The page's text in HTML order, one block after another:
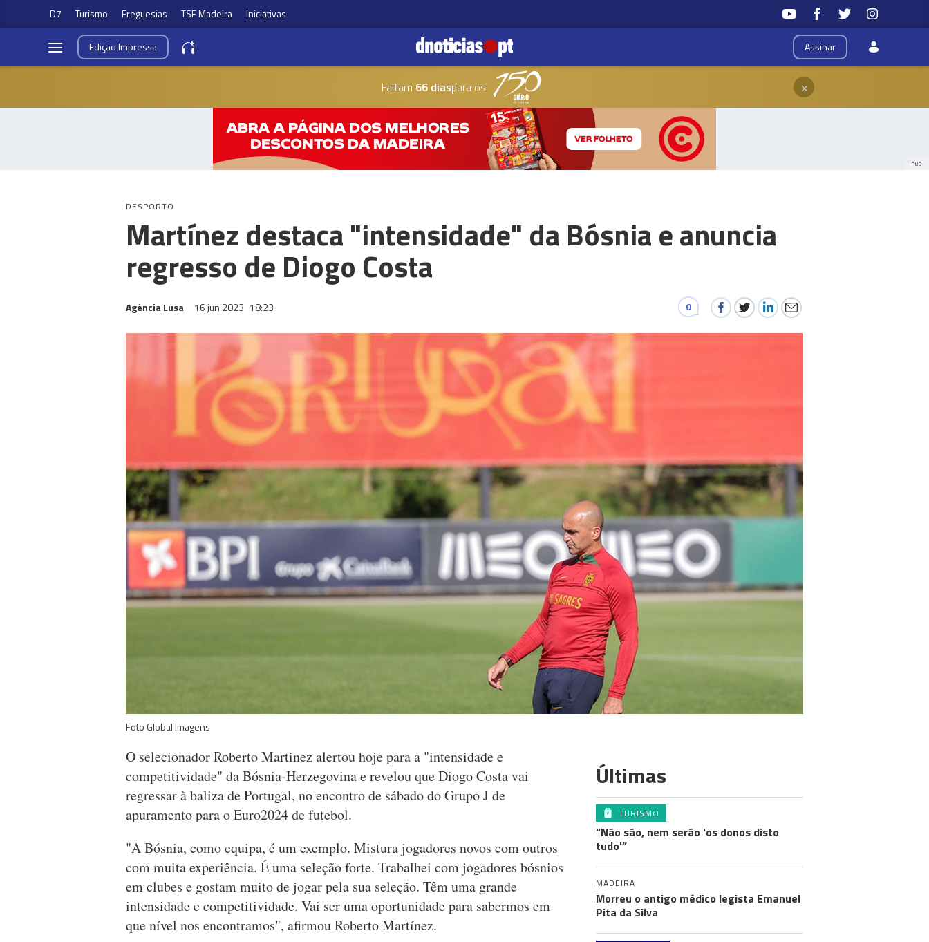
D7 Turismo Freguesias TSF Madeira Iniciativas
Assinar
EdiçãoImpressa
Faltam 66 diaspara os ×
PUB
DESPORTO
Martínez destaca "intensidade" da Bósnia e anuncia
regresso de Diogo Costa
Agência Lusa 16 jun 2023 18:23 0
Foto Global Imagens
O selecionador Roberto Martinez alertou hoje para a "intensidade e
competitividade" da Bósnia-Herzegovina e revelou que Diogo Costa vai
regressar à baliza de Portugal, no encontro de sábado do Grupo J de
apuramento para o Euro2024 de futebol.
"A Bósnia, como equipa, é um exemplo. Mistura jogadores novos com outros
com muita experiência. É uma seleção forte. Trabalhei com jogadores bósnios
em clubes e gostam muito de jogar pela sua seleção. Têm uma grande
intensidade e competitividade. Vai ser uma oportunidade para sabermos em
que nível nos encontramos", afirmou Roberto Martínez.
Últimas
TURISMO
“Não são, nem serão 'os donos disto
tudo'”
MADEIRA
Morreu o antigo médico legista Emanuel
Pita da Silva